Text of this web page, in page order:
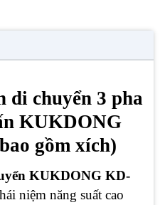
di chuyển 3 pha
KUKDONG
gồm xích)
KUKDONG KD-
niệm năng suất cao